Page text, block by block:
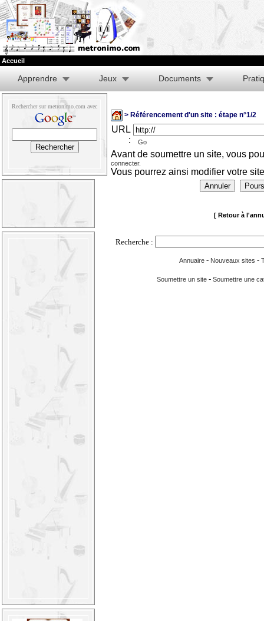
Accueil
Apprendre Jeux Documents
Rechercher sur metronimo.com avec
> Référencement d'un site : étape n°1/2
URL
:
Go
Avant de soumettre un site, vous
connecter.
Vous pourrez ainsi modifier votre
[ Retour à
Recherche :
Annuaire- Nouveaux sites -
Soumettre un site - Soumettre une